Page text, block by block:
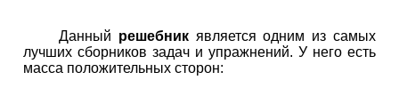
Данный решебникявляется одним из самых
лучших сборников задач и упражнений. У него есть
масса положительных сторон: